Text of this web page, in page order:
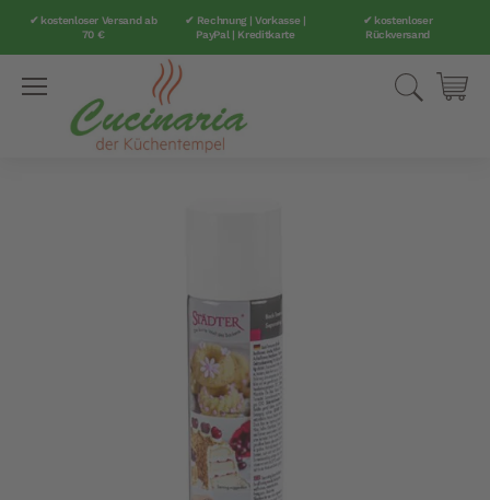
✔ kostenloser Versand ab
70 €
✔ Rechnung | Vorkasse |
PayPal | Kreditkarte
✔ kostenloser
Rückversand
Suche